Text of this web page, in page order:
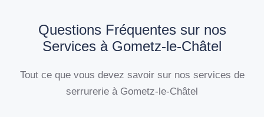
Questions Fréquentes sur nos
Services à Gometz-le-Châtel
Tout ce que vous devez savoir sur nos services de
serrurerie à Gometz-le-Châtel